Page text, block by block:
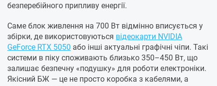
безперебійного припливу енергії.
Саме блок живлення на 700 Вт відмінно вписується у
збірки, де використовуються відеокарти NVIDIA
GeForce RTX 5050 або інші актуальні графічні чіпи. Такі
системи в піку споживають близько 350–450 Вт, що
залишає безпечну «подушку» для роботи електроніки.
Якісний БЖ — це не просто коробка з кабелями, а